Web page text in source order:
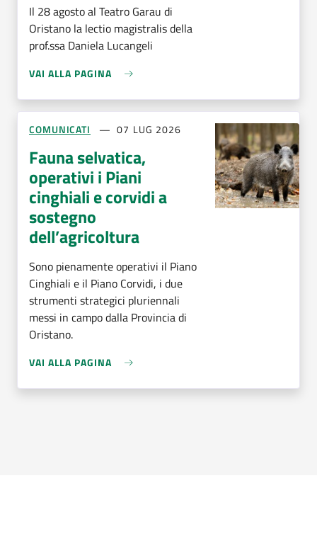
Il 28 agosto al Teatro Garau di
Oristano la lectio magistralis della
prof.ssa Daniela Lucangeli
VAI ALLA PAGINA
COMUNICATI 07 LUG 2026
Fauna selvatica,
operativi i Piani
cinghiali e corvidi a
sostegno
dell’agricoltura
Sono pienamente operativi il Piano
Cinghiali e il Piano Corvidi, i due
strumenti strategici pluriennali
messi in campo dalla Provincia di
Oristano.
VAI ALLA PAGINA